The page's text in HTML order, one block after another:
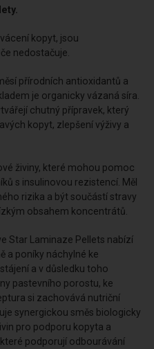
kopyt, jsou
nedostačuje.
přírodních antioxidantů a
je organicky vázaná síra.
chutný přípravek, který
kopyt, zlepšení výživy a
živiny, které mohou pomoc
s insulinovou rezistencí. Měl
rizika a být součástí stravy
obsahem koncentrátů.
Star Laminaze Pellets nabízí
a poníky náchylné ke
a v důsledku toho
pastevního porostu, ke
si zachovává nutriční
synergickou směs biologicky
pro podporu kopyta a
podporují odbourávání